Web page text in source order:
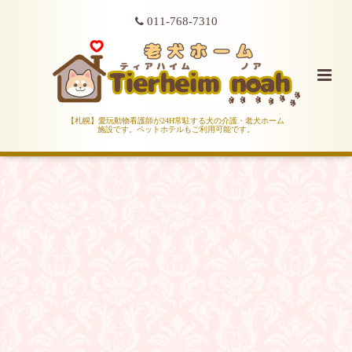
011-768-7310
【札幌】愛玩動物看護師が24H常駐する犬の介護・老犬ホーム
施設です。ペットホテルもご利用可能です。